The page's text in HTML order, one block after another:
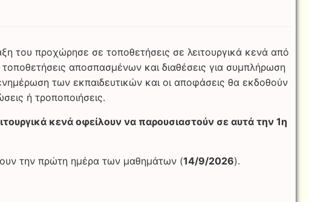
του προχώρησε σε τοποθετήσεις σε λειτουργικά κενά από
αποσπασμένων και διαθέσεις για συμπλήρωση
των εκπαιδευτικών και οι αποφάσεις θα εκδοθούν
ή τροποποιήσεις.
κενά οφείλουν να παρουσιαστούν σε αυτά την 1η
την πρώτη ημέρα των μαθημάτων (14/9/2026).